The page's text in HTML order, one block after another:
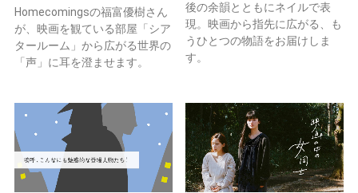
Homecomingsの福富優樹さん
が、映画を観ている部屋「シア
タールーム」から広がる世界の
「声」に耳を澄ませます。
後の余韻とともにネイルで表
現。映画から指先に広がる、も
うひとつの物語をお届けしま
す。